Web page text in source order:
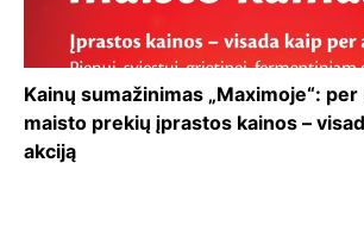
Kainų sumažinimas „Maximoje“:
maisto prekių įprastos kainos –
akciją